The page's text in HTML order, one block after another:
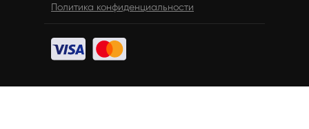
Политика конфиденциальности